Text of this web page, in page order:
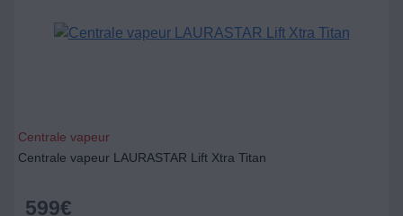
Centrale vapeur
Centrale vapeur LAURASTAR Lift Xtra Titan
599€